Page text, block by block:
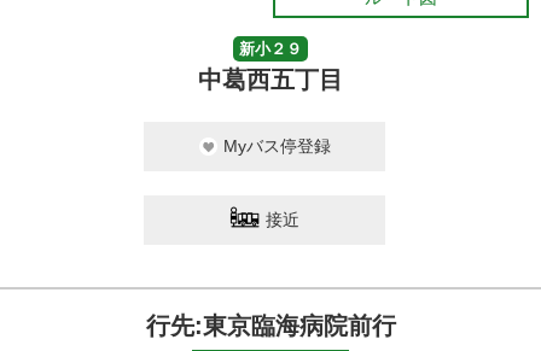
新小２９
中葛西五丁目
Myバス停登録
接近
行先:東京臨海病院前行